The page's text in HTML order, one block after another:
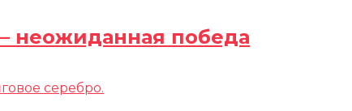
неожиданная победа